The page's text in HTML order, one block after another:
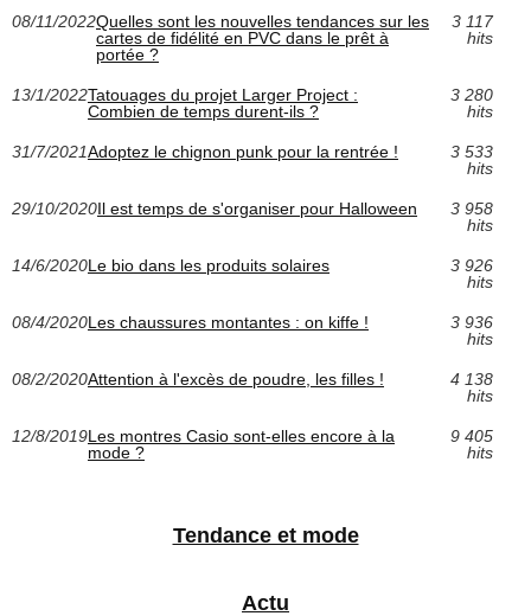
08/11/2022Quelles sont les nouvelles tendances sur les
cartes de fidélité en PVC dans le prêt à
portée ?
3 117
hits
13/1/2022Tatouages du projet Larger Project :
Combien de temps durent-ils ?
3 280
hits
31/7/2021Adoptez le chignon punk pour la rentrée !
3 533
hits
29/10/2020Il est temps de s'organiser pour Halloween
3 958
hits
14/6/2020Le bio dans les produits solaires
3 926
hits
08/4/2020Les chaussures montantes : on kiffe !
3 936
hits
08/2/2020Attention à l'excès de poudre, les filles !
4 138
hits
12/8/2019Les montres Casio sont-elles encore à la
mode ?
9 405
hits
Tendance et mode
Actu